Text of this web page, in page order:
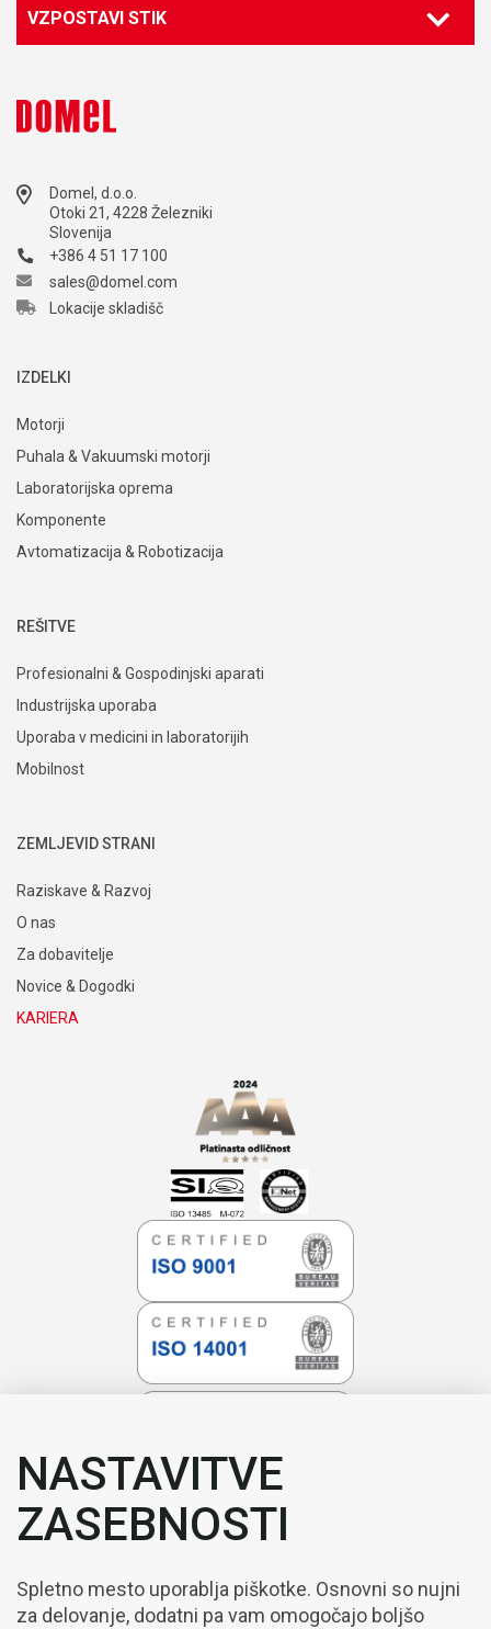
VZPOSTAVI STIK
Domel, d.o.o.
Otoki 21, 4228 Železniki
Slovenija
+386 4 51 17 100
sales@domel.com
Lokacije skladišč
IZDELKI
Motorji
Puhala & Vakuumski motorji
Laboratorijska oprema
Komponente
Avtomatizacija & Robotizacija
REŠITVE
Profesionalni & Gospodinjski aparati
Industrijska uporaba
Uporaba v medicini in laboratorijih
Mobilnost
ZEMLJEVID STRANI
Raziskave & Razvoj
O nas
Za dobavitelje
Novice & Dogodki
KARIERA
NASTAVITVE
ZASEBNOSTI
Spletno mesto uporablja piškotke. Osnovni so nujni
za delovanje, dodatni pa vam omogočajo boljšo